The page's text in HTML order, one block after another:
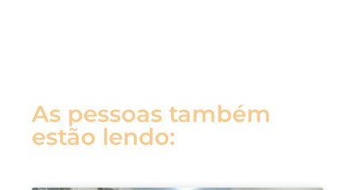
As pessoas também
estão lendo: